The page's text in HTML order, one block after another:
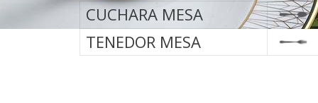
CUCHARA MESA
TENEDOR MESA